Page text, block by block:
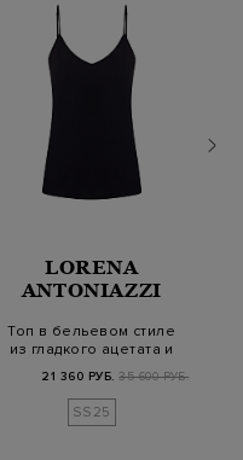
LORENA
ANTONIAZZI
Топ в бельевом стиле
из гладкого ацетата и
шелка
21 360 РУБ. 35 600 РУБ.
SS25